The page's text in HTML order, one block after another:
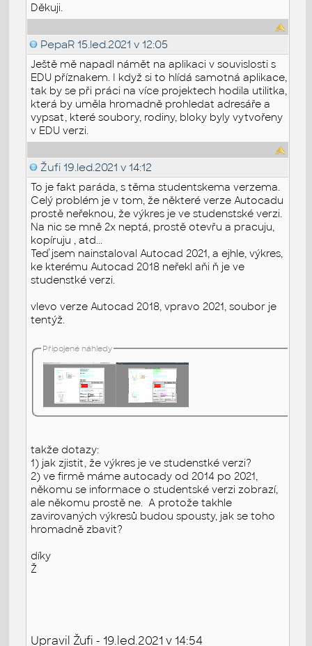
Děkuji.
PepaR 15.led.2021 v 12:05
Ještě mě napadl námět na aplikaci v souvislosti s
EDU příznakem. I když si to hlídá samotná aplikace,
tak by se při práci na více projektech hodila utilitka,
která by uměla hromadně prohledat adresáře a
vypsat, které soubory, rodiny, bloky byly vytvořeny
v EDU verzi.
Žufi 19.led.2021 v 14:12
To je fakt paráda, s těma studentskema verzema.
Celý problém je v tom, že některé verze Autocadu
prostě neřeknou, že výkres je ve studenstské verzi.
Na nic se mně 2x neptá, prostě otevřu a pracuju,
kopíruju , atd...
Teď jsem nainstaloval Autocad 2021, a ejhle, výkres,
ke kterému Autocad 2018 neřekl aňi ň je ve
studenstké verzi.
vlevo verze Autocad 2018, vpravo 2021, soubor je
tentýž.
Připojené náhledy
takže dotazy:
1) jak zjistit, že výkres je ve studenstké verzi?
2) ve firmě máme autocady od 2014 po 2021,
někomu se informace o studentské verzi zobrazí,
ale někomu prostě ne. A protože takhle
zavirovaných výkresů budou spousty, jak se toho
hromadně zbavit?
díky
Ž
Upravil Žufi - 19.led.2021 v 14:54